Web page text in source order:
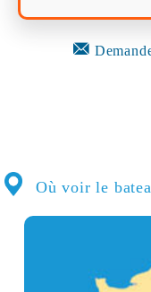
Où voir le